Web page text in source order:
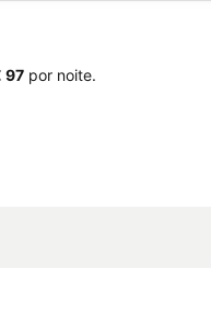
97 por noite.